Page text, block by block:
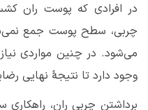
در افرادی که پوست ران
چربی، سطح پوست جمع
می‌شود. در چنین مواردی
وجود دارد تا نتیجۀ نهایی
برداشتن چربی ران،